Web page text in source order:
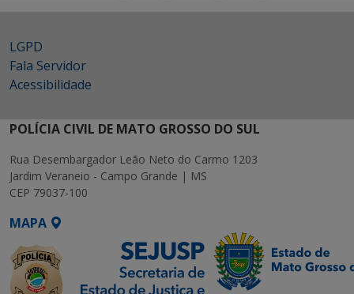
LGPD
Fala Servidor
Acessibilidade
POLÍCIA CIVIL DE MATO GROSSO DO SUL
Rua Desembargador Leão Neto do Carmo 1203
Jardim Veraneio - Campo Grande | MS
CEP 79037-100
MAPA